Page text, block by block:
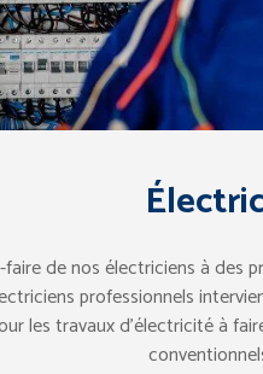
de nos électriciens à des
professionnels
les travaux d’électricité à